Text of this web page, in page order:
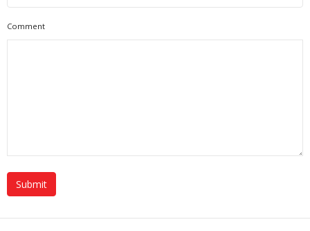
Comment